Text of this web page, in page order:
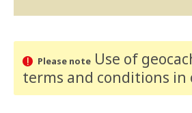
Please noteUse of
terms and conditions in